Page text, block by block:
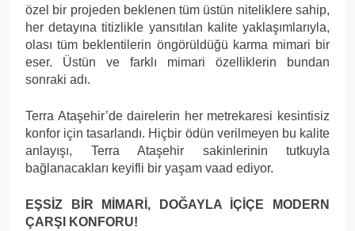
özel bir projeden beklenen tüm üstün niteliklere sahip,
her detayına titizlikle yansıtılan kalite yaklaşımlarıyla,
olası tüm beklentilerin öngörüldüğü karma mimari bir
eser. Üstün ve farklı mimari özelliklerin bundan
sonraki adı.
Terra Ataşehir’de dairelerin her metrekaresi kesintisiz
konfor için tasarlandı. Hiçbir ödün verilmeyen bu kalite
anlayışı, Terra Ataşehir sakinlerinin tutkuyla
bağlanacakları keyifli bir yaşam vaad ediyor.
EŞSİZ BİR MİMARİ, DOĞAYLA İÇİÇE MODERN
ÇARŞI KONFORU!